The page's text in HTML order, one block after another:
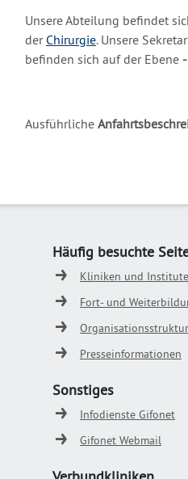
Unsere Abteilung befindet
der Chirurgie. Unsere
befinden sich auf der Ebene
Ausführliche
Häufig besuchte
Kliniken und Institute
Fort- und
Organisationsstruktur
Presseinformationen
Sonstiges
Infodienste Gifonet
Gifonet Webmail